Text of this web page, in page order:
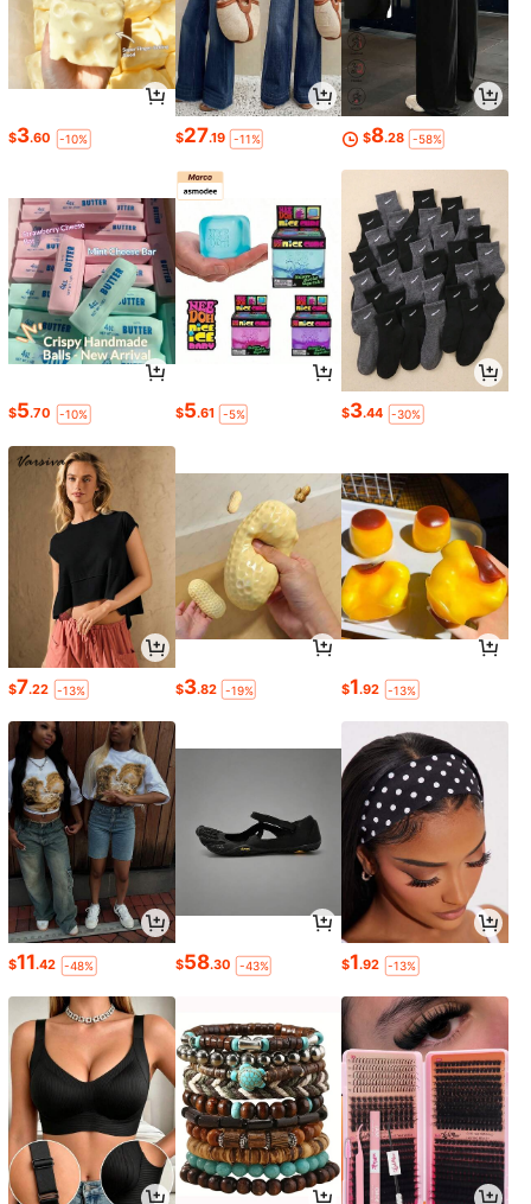
$3.60 -10% $27.19 -11% $8.28 -58%
$5.70 -10% $5.61 -5% $3.44 -30%
$7.22 -13% $3.82 -19% $1.92 -13%
$11.42 -48% $58.30 -43% $1.92 -13%